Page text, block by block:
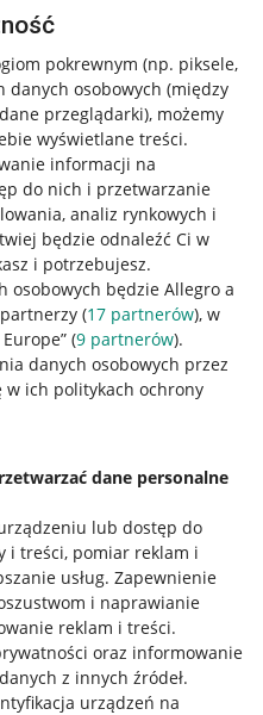
pokrewnym (np. piksele,
danych osobowych (między
przeglądarki), możemy
wyświetlane treści.
informacji na
do nich i przetwarzanie
analiz rynkowych i
będzie odnaleźć Ci w
i potrzebujesz.
osobowych będzie Allegro a
(17 partnerów), w
(9 partnerów).
danych osobowych przez
ich politykach ochrony
dane personalne
lub dostęp do
i treści, pomiar reklam i
usług. Zapewnienie
i naprawianie
reklam i treści.
oraz informowanie
z innych źródeł.
urządzeń na